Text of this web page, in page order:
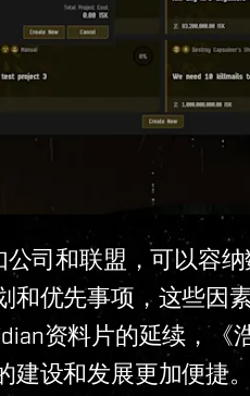
公司和联盟，可以容
和优先事项，这些因
资料片的延续，《
建设和发展更加便捷。